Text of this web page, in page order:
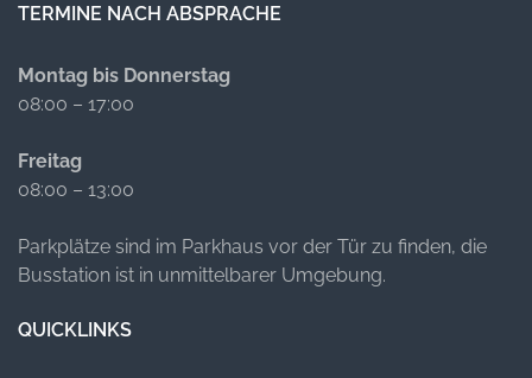
TERMINE NACH ABSPRACHE
Montag bis Donnerstag
08:00 – 17:00
Freitag
08:00 – 13:00
Parkplätze sind im Parkhaus vor der Tür zu finden, die
Busstation ist in unmittelbarer Umgebung.
QUICKLINKS